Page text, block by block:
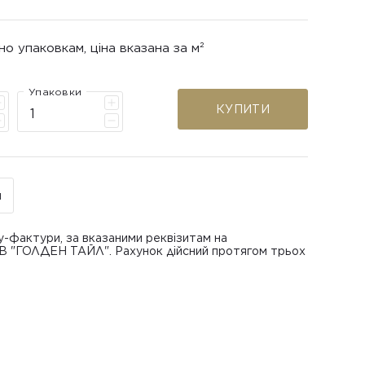
упаковкам, ціна вказана за м²
Упаковки
КУПИТИ
фактури, за вказаними реквізитам на
"ГОЛДЕН ТАЙЛ". Рахунок дійсний протягом трьох